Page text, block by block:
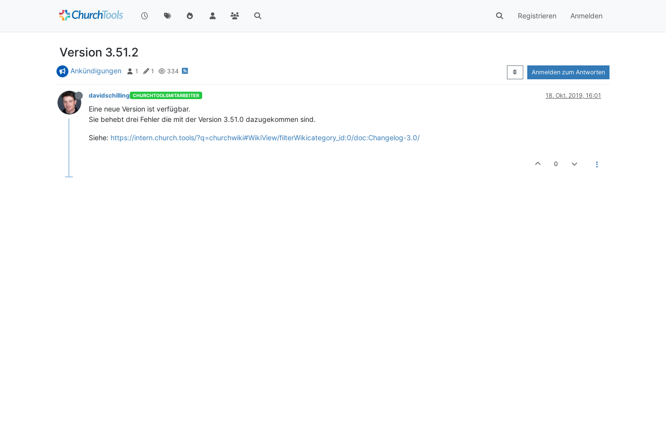
Registrieren Anmelden
Version 3.51.2
Ankündigungen 1 1 334 Anmelden zum Antworten
davidschilling CHURCHTOOLSMITARBEITER 18. Okt. 2019, 16:01
Eine neue Version ist verfügbar.
Sie behebt drei Fehler die mit der Version 3.51.0 dazugekommen sind.
Siehe: https://intern.church.tools/?q=churchwiki#WikiView/filterWikicategory_id:0/doc:Changelog-3.0/
0